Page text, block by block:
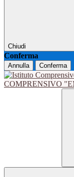
Chiudi
Conferma
Annulla Conferma
COMPRENSIVO